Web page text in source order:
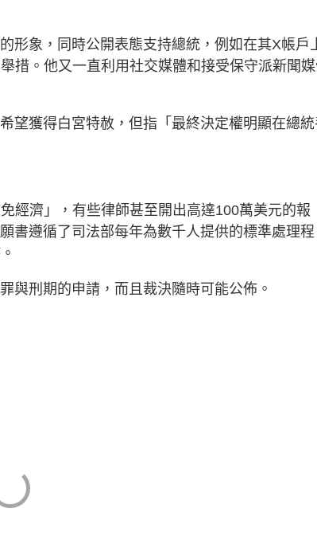
形象，同時公開表態支持總統，例如在其X帳戶
措。他又一直利用社交媒體和接受保守派新聞
望獲得白宮特赦，但指「最終決定權明顯在總
經濟」，有些律師甚至開出高達100萬美元的報
書遵循了司法部每年為數千人提供的標準處理程
與刑期的申請，而且裁決隨時可能公佈。